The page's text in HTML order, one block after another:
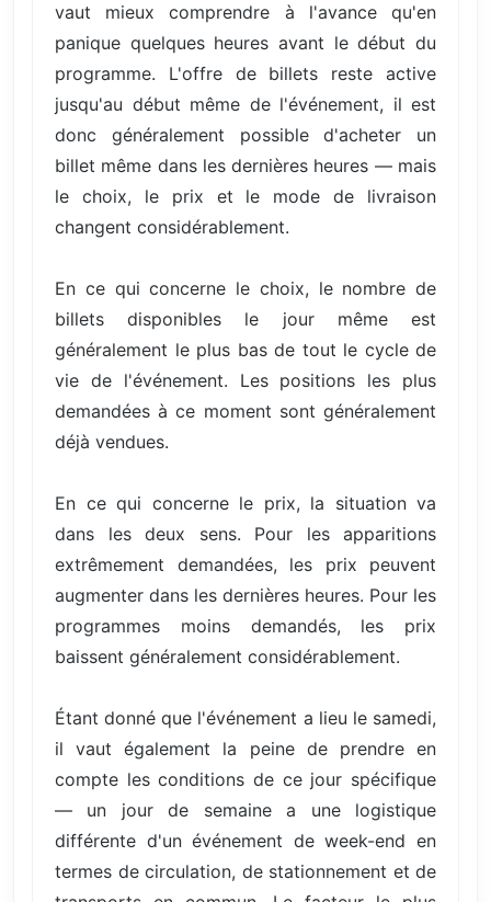
vaut mieux comprendre à l'avance qu'en
panique quelques heures avant le début du
programme. L'offre de billets reste active
jusqu'au début même de l'événement, il est
donc généralement possible d'acheter un
billet même dans les dernières heures — mais
le choix, le prix et le mode de livraison
changent considérablement.
En ce qui concerne le choix, le nombre de
billets disponibles le jour même est
généralement le plus bas de tout le cycle de
vie de l'événement. Les positions les plus
demandées à ce moment sont généralement
déjà vendues.
En ce qui concerne le prix, la situation va
dans les deux sens. Pour les apparitions
extrêmement demandées, les prix peuvent
augmenter dans les dernières heures. Pour les
programmes moins demandés, les prix
baissent généralement considérablement.
Étant donné que l'événement a lieu le samedi,
il vaut également la peine de prendre en
compte les conditions de ce jour spécifique
— un jour de semaine a une logistique
différente d'un événement de week-end en
termes de circulation, de stationnement et de